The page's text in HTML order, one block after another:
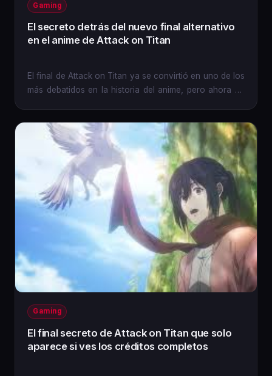
Gaming
El secreto detrás del nuevo final alternativo
en el anime de Attack on Titan
El final de Attack on Titan ya se convirtió en uno de los
más debatidos en la historia del anime, pero ahora un
Gaming
El final secreto de Attack on Titan que solo
aparece si ves los créditos completos